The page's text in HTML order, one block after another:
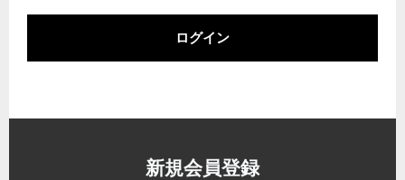
ログイン
新規会員登録